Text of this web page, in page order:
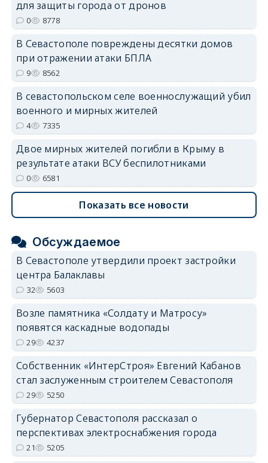
erid: 2SDnjdvhGXG
для защиты города от дронов
0 8778
В Севастополе повреждены десятки домов
при отражении атаки БПЛА
9 8562
В севастопольском селе военнослужащий убил
военного и мирных жителей
4 7335
Двое мирных жителей погибли в Крыму в
результате атаки ВСУ беспилотниками
0 6581
Показать все новости
Обсуждаемое
В Севастополе утвердили проект застройки
центра Балаклавы
32 5603
Возле памятника «Солдату и Матросу»
появятся каскадные водопады
29 4237
Собственник «ИнтерСтроя» Евгений Кабанов
стал заслуженным строителем Севастополя
29 5250
Губернатор Севастополя рассказал о
перспективах электроснабжения города
21 5205